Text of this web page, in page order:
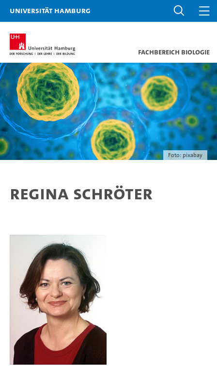
Universität Hamburg
Fachbereich Biologie
Foto: pixabay
Regina Schröter